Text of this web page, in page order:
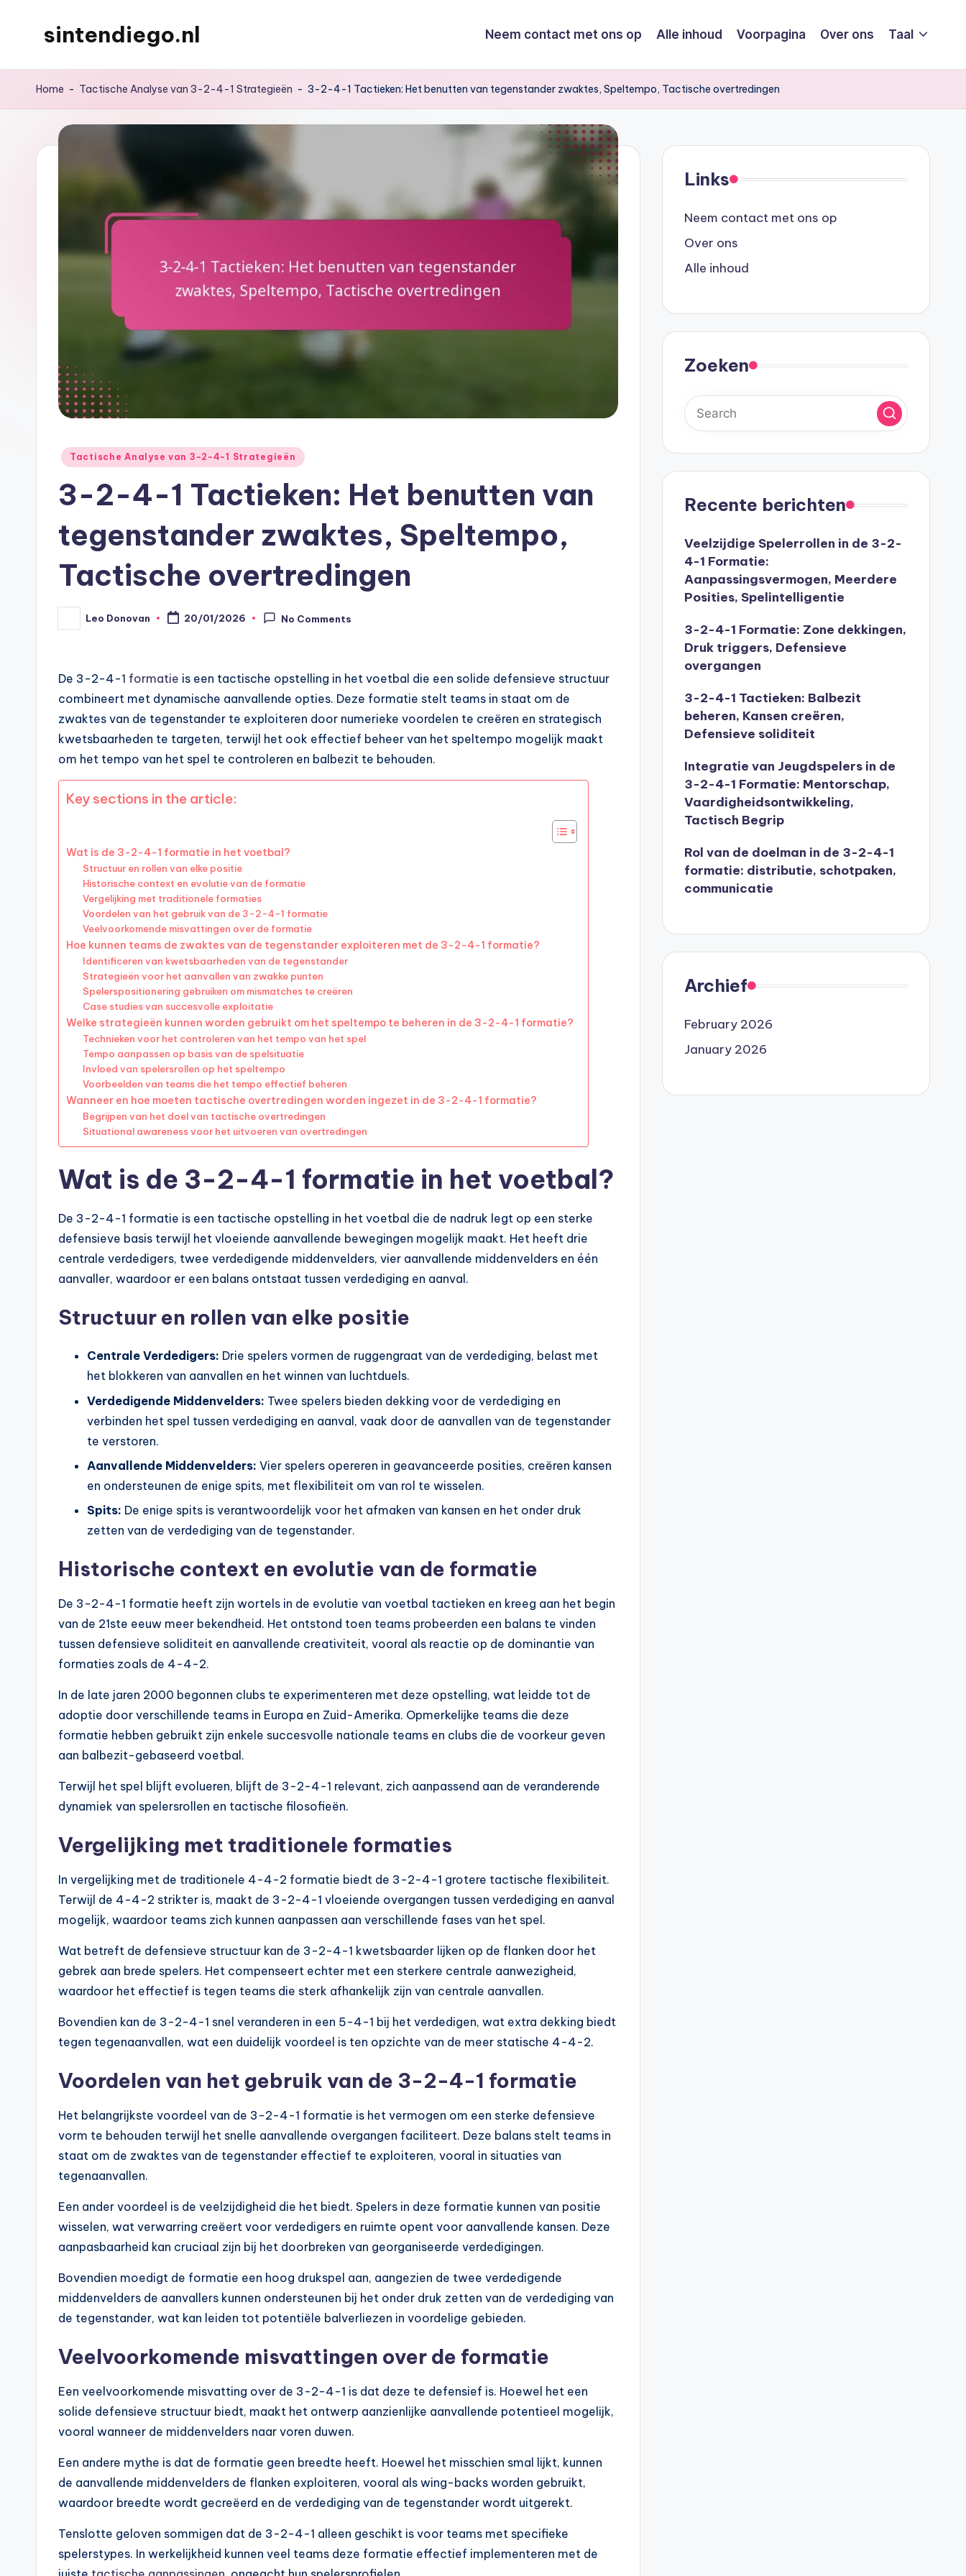
sintendiego.nl Neem contact met ons op Alle inhoud Voorpagina Over ons Taal
Home - Tactische Analyse van 3-2-4-1 Strategieën - 3-2-4-1 Tactieken: Het benutten van tegenstander zwaktes, Speltempo, Tactische overtredingen
Posted
Tactische Analyse van 3-2-4-1 Strategieën
3-2-4-1 Tactieken: Het benutten van
tegenstander zwaktes, Speltempo,
Tactische overtredingen
Posted
by
Leo Donovan 20/01/2026 No Comments
De 3-2-4-1 formatie is een tactische opstelling in het voetbal die een solide defensieve structuur
combineert met dynamische aanvallende opties. Deze formatie stelt teams in staat om de
zwaktes van de tegenstander te exploiteren door numerieke voordelen te creëren en strategisch
kwetsbaarheden te targeten, terwijl het ook effectief beheer van het speltempo mogelijk maakt
om het tempo van het spel te controleren en balbezit te behouden.
Key sections in the article:
Wat is de 3-2-4-1 formatie in het voetbal?
Structuur en rollen van elke positie
Historische context en evolutie van de formatie
Vergelijking met traditionele formaties
Voordelen van het gebruik van de 3-2-4-1 formatie
Veelvoorkomende misvattingen over de formatie
Hoe kunnen teams de zwaktes van de tegenstander exploiteren met de 3-2-4-1 formatie?
Identificeren van kwetsbaarheden van de tegenstander
Strategieën voor het aanvallen van zwakke punten
Spelerspositionering gebruiken om mismatches te creëren
Case studies van succesvolle exploitatie
Welke strategieën kunnen worden gebruikt om het speltempo te beheren in de 3-2-4-1 formatie?
Technieken voor het controleren van het tempo van het spel
Tempo aanpassen op basis van de spelsituatie
Invloed van spelersrollen op het speltempo
Voorbeelden van teams die het tempo effectief beheren
Wanneer en hoe moeten tactische overtredingen worden ingezet in de 3-2-4-1 formatie?
Begrijpen van het doel van tactische overtredingen
Situational awareness voor het uitvoeren van overtredingen
Wat is de 3-2-4-1 formatie in het voetbal?
De 3-2-4-1 formatie is een tactische opstelling in het voetbal die de nadruk legt op een sterke
defensieve basis terwijl het vloeiende aanvallende bewegingen mogelijk maakt. Het heeft drie
centrale verdedigers, twee verdedigende middenvelders, vier aanvallende middenvelders en één
aanvaller, waardoor er een balans ontstaat tussen verdediging en aanval.
Structuur en rollen van elke positie
Centrale Verdedigers: Drie spelers vormen de ruggengraat van de verdediging, belast met
het blokkeren van aanvallen en het winnen van luchtduels.
Verdedigende Middenvelders: Twee spelers bieden dekking voor de verdediging en
verbinden het spel tussen verdediging en aanval, vaak door de aanvallen van de tegenstander
te verstoren.
Aanvallende Middenvelders: Vier spelers opereren in geavanceerde posities, creëren kansen
en ondersteunen de enige spits, met flexibiliteit om van rol te wisselen.
Spits: De enige spits is verantwoordelijk voor het afmaken van kansen en het onder druk
zetten van de verdediging van de tegenstander.
Historische context en evolutie van de formatie
De 3-2-4-1 formatie heeft zijn wortels in de evolutie van voetbal tactieken en kreeg aan het begin
van de 21ste eeuw meer bekendheid. Het ontstond toen teams probeerden een balans te vinden
tussen defensieve soliditeit en aanvallende creativiteit, vooral als reactie op de dominantie van
formaties zoals de 4-4-2.
In de late jaren 2000 begonnen clubs te experimenteren met deze opstelling, wat leidde tot de
adoptie door verschillende teams in Europa en Zuid-Amerika. Opmerkelijke teams die deze
formatie hebben gebruikt zijn enkele succesvolle nationale teams en clubs die de voorkeur geven
aan balbezit-gebaseerd voetbal.
Terwijl het spel blijft evolueren, blijft de 3-2-4-1 relevant, zich aanpassend aan de veranderende
dynamiek van spelersrollen en tactische filosofieën.
Vergelijking met traditionele formaties
In vergelijking met de traditionele 4-4-2 formatie biedt de 3-2-4-1 grotere tactische flexibiliteit.
Terwijl de 4-4-2 strikter is, maakt de 3-2-4-1 vloeiende overgangen tussen verdediging en aanval
mogelijk, waardoor teams zich kunnen aanpassen aan verschillende fases van het spel.
Wat betreft de defensieve structuur kan de 3-2-4-1 kwetsbaarder lijken op de flanken door het
gebrek aan brede spelers. Het compenseert echter met een sterkere centrale aanwezigheid,
waardoor het effectief is tegen teams die sterk afhankelijk zijn van centrale aanvallen.
Bovendien kan de 3-2-4-1 snel veranderen in een 5-4-1 bij het verdedigen, wat extra dekking biedt
tegen tegenaanvallen, wat een duidelijk voordeel is ten opzichte van de meer statische 4-4-2.
Voordelen van het gebruik van de 3-2-4-1 formatie
Het belangrijkste voordeel van de 3-2-4-1 formatie is het vermogen om een sterke defensieve
vorm te behouden terwijl het snelle aanvallende overgangen faciliteert. Deze balans stelt teams in
staat om de zwaktes van de tegenstander effectief te exploiteren, vooral in situaties van
tegenaanvallen.
Een ander voordeel is de veelzijdigheid die het biedt. Spelers in deze formatie kunnen van positie
wisselen, wat verwarring creëert voor verdedigers en ruimte opent voor aanvallende kansen. Deze
aanpasbaarheid kan cruciaal zijn bij het doorbreken van georganiseerde verdedigingen.
Bovendien moedigt de formatie een hoog drukspel aan, aangezien de twee verdedigende
middenvelders de aanvallers kunnen ondersteunen bij het onder druk zetten van de verdediging van
de tegenstander, wat kan leiden tot potentiële balverliezen in voordelige gebieden.
Veelvoorkomende misvattingen over de formatie
Een veelvoorkomende misvatting over de 3-2-4-1 is dat deze te defensief is. Hoewel het een
solide defensieve structuur biedt, maakt het ontwerp aanzienlijke aanvallende potentieel mogelijk,
vooral wanneer de middenvelders naar voren duwen.
Een andere mythe is dat de formatie geen breedte heeft. Hoewel het misschien smal lijkt, kunnen
de aanvallende middenvelders de flanken exploiteren, vooral als wing-backs worden gebruikt,
waardoor breedte wordt gecreëerd en de verdediging van de tegenstander wordt uitgerekt.
Tenslotte geloven sommigen dat de 3-2-4-1 alleen geschikt is voor teams met specifieke
spelerstypes. In werkelijkheid kunnen veel teams deze formatie effectief implementeren met de
Links
Neem contact met ons op
Over ons
Alle inhoud
Zoeken
Recente berichten
Veelzijdige Spelerrollen in de 3-2-
4-1 Formatie:
Aanpassingsvermogen, Meerdere
Posities, Spelintelligentie
3-2-4-1 Formatie: Zone dekkingen,
Druk triggers, Defensieve
overgangen
3-2-4-1 Tactieken: Balbezit
beheren, Kansen creëren,
Defensieve soliditeit
Integratie van Jeugdspelers in de
3-2-4-1 Formatie: Mentorschap,
Vaardigheidsontwikkeling,
Tactisch Begrip
Rol van de doelman in de 3-2-4-1
formatie: distributie, schotpaken,
communicatie
Archief
February 2026
January 2026